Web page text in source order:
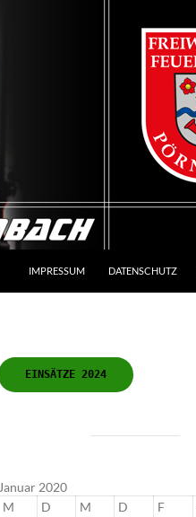
IMPRESSUM DATENSCHUTZ
EINSÄTZE 2024
Januar 2020
M
D M D F